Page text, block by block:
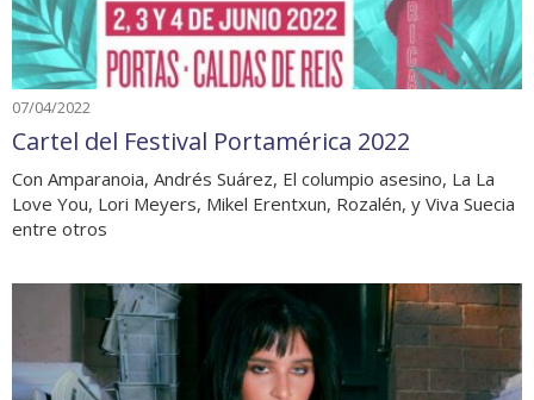
07/04/2022
Cartel del Festival Portamérica 2022
Con Amparanoia, Andrés Suárez, El columpio asesino, La La
Love You, Lori Meyers, Mikel Erentxun, Rozalén, y Viva Suecia
entre otros